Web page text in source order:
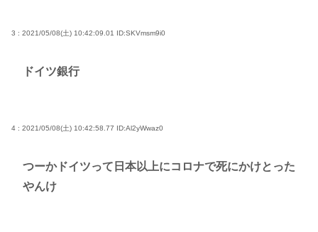
3 : 2021/05/08(土) 10:42:09.01 ID:SKVmsm9i0
ドイツ銀行
4 : 2021/05/08(土) 10:42:58.77 ID:Al2yWwaz0
つーかドイツって日本以上にコロナで死にかけとった
やんけ